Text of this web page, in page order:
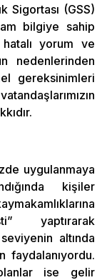
Sigortası (GSS)
bilgiye sahip
yorum ve
nedenlerinden
gereksinimleri
uygulanmaya
kişiler
yaptırarak
altında
faydalanıyordu.
ise gelir